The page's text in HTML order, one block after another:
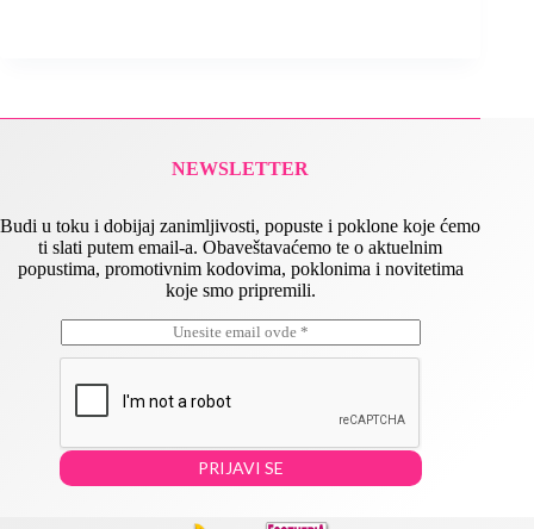
NEWSLETTER
Budi u toku i dobijaj zanimljivosti, popuste i poklone koje ćemo
ti slati putem email-a. Obaveštavaćemo te o aktuelnim
popustima, promotivnim kodovima, poklonima i novitetima
koje smo pripremili.
m
m
m
PRIJAVI SE